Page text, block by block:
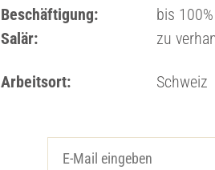
Beschäftigung:
bis 100%
Salär:
zu
Arbeitsort: Schweiz